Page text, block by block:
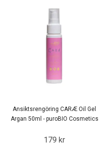
Ansiktsrengöring CARÆ Oil Gel
Argan 50ml - puroBIO Cosmetics
179 kr